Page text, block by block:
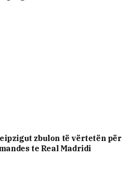
zbulon të vërtetën për
te Real Madridi